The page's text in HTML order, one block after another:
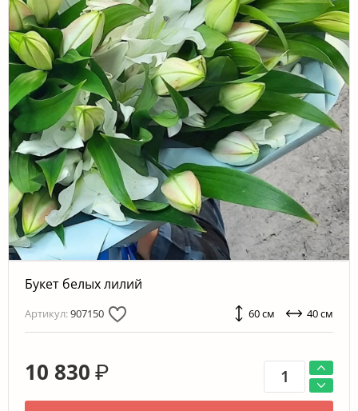
Букет белых лилий
Артикул:907150 60 см 40 см
10 830 ₽